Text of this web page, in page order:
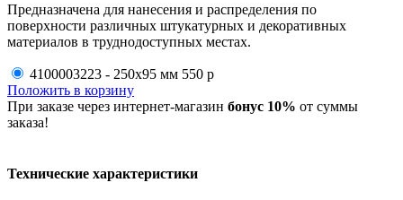
Предназначена для нанесения и распределения по
поверхности различных штукатурных и декоративных
материалов в труднодоступных местах.
4100003223 - 250х95 мм 550 р
Положить в корзину
При заказе через интернет-магазин бонус 10% от суммы
заказа!
Технические характеристики